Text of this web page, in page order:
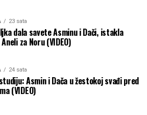
23 sata
dala savete Asminu i Dači, istakla
za Noru (VIDEO)
24 sata
Asmin i Dača u žestokoj svađi pred
(VIDEO)